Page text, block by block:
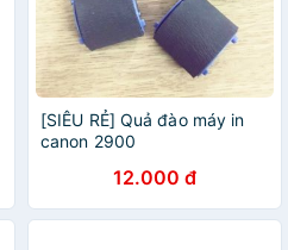
[SIÊU RẺ] Quả đào máy in
canon 2900
12.000 đ